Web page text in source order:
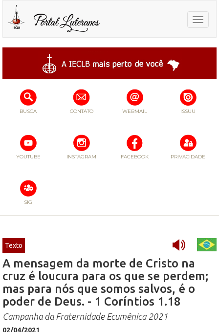
Toggle
BUSCA CONTATO WEBMAIL ISSUU
YOUTUBE INSTAGRAM FACEBOOK PRIVACIDADE
SIG
Texto
A mensagem da morte de Cristo na
cruz é loucura para os que se perdem;
mas para nós que somos salvos, é o
poder de Deus. - 1 Coríntios 1.18
Campanha da Fraternidade Ecumênica 2021
02/04/2021